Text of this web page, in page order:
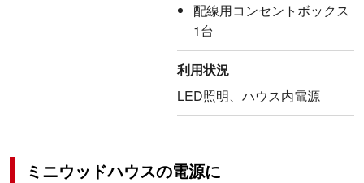
配線用コンセントボックス
1台
利用状況
LED照明、ハウス内電源
ミニウッドハウスの電源に